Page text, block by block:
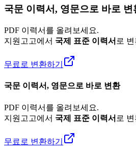
국문 이력서, 영문으로 바로 변
PDF 이력서를 올려보세요.
지원고고에서 국제 표준 이력서 로
무료로 변환하기
국문 이력서, 영문으로 바로 변환
PDF 이력서를 올려보세요.
지원고고에서 국제 표준 이력서 로
무료로 변환하기